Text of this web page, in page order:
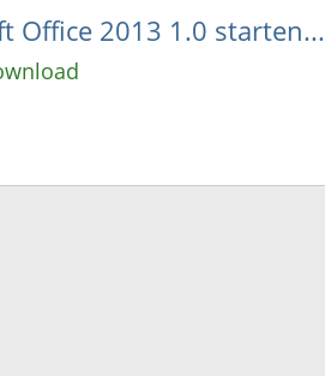
Office 2013 1.0 starten...